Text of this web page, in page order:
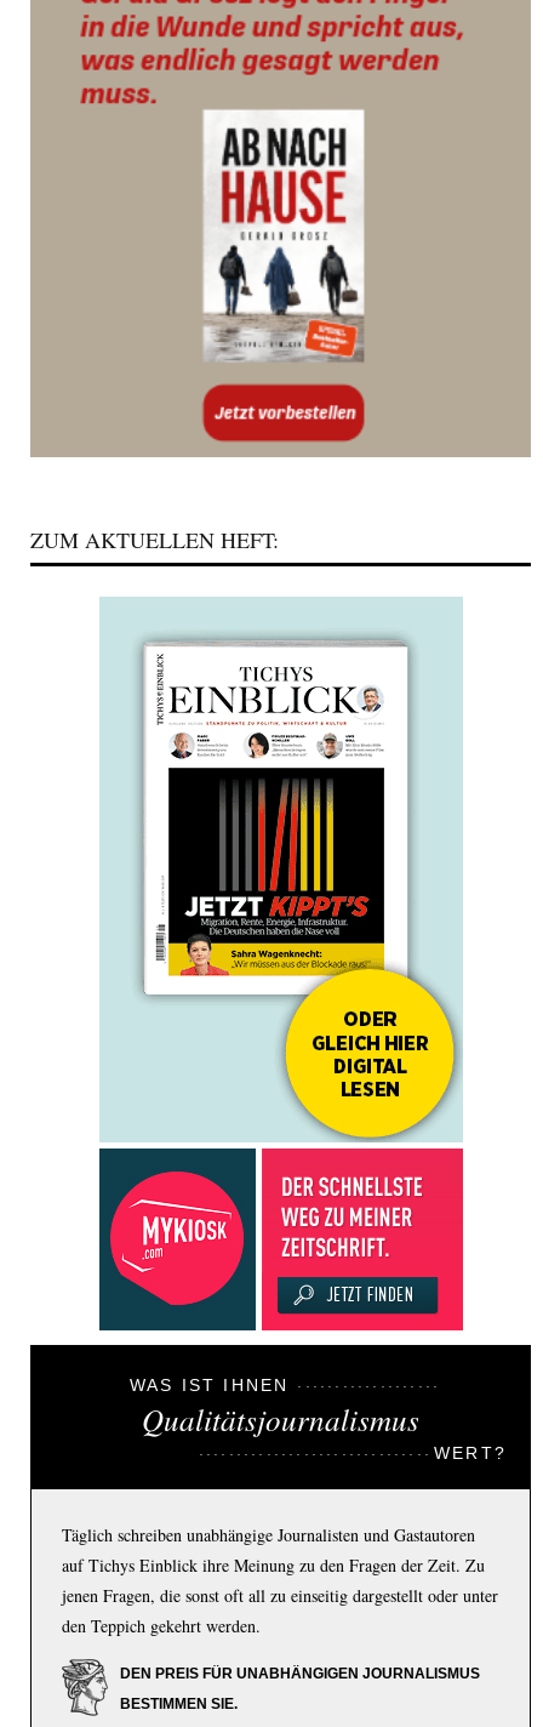
ZUM AKTUELLEN HEFT:
WAS IST IHNEN
Qualitätsjournalismus
WERT?
Täglich schreiben unabhängige Journalisten und Gastautoren
auf Tichys Einblick ihre Meinung zu den Fragen der Zeit. Zu
jenen Fragen, die sonst oft all zu einseitig dargestellt oder unter
den Teppich gekehrt werden.
DEN PREIS FÜR UNABHÄNGIGEN JOURNALISMUS
BESTIMMEN SIE.